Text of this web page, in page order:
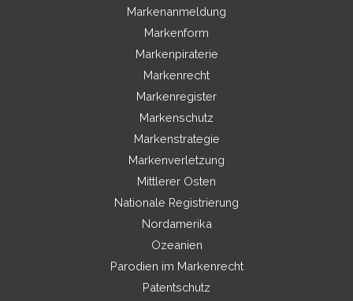
Markenanmeldung
Markenform
Markenpiraterie
Markenrecht
Markenregister
Markenschutz
Markenstrategie
Markenverletzung
Mittlerer Osten
Nationale Registrierung
Nordamerika
Ozeanien
Parodien im Markenrecht
Patentschutz